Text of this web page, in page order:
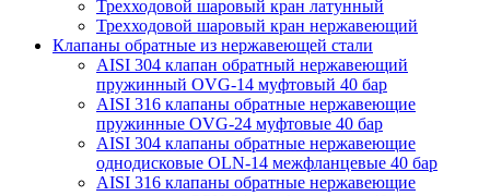
Трехходовой шаровый кран латунный
Трехходовой шаровый кран нержавеющий
Клапаны обратные из нержавеющей стали
AISI 304 клапан обратный нержавеющий
пружинный OVG-14 муфтовый 40 бар
AISI 316 клапаны обратные нержавеющие
пружинные OVG-24 муфтовые 40 бар
AISI 304 клапаны обратные нержавеющие
однодисковые OLN-14 межфланцевые 40 бар
AISI 316 клапаны обратные нержавеющие